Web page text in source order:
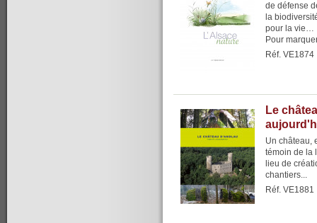
de défense
la
pour la vie…
Pour
Réf. VE1874
Le
Un château,
témoin de la
lieu de
chantiers...
Réf. VE1881